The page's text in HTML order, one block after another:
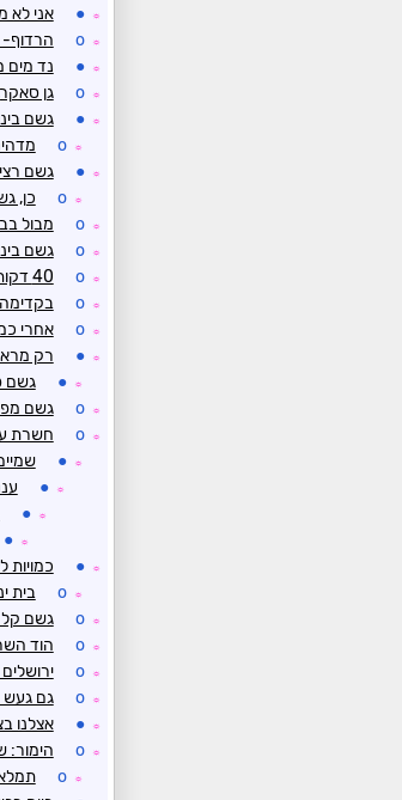
☼
● אני לא
☼
o הרדוף- 0.8 מ"מ ליממה. 8.7 מ"מ למערכת. 48.7 מ"מ לעונה.
☼
● נד מים
☼
o גן
☼
● גשם
☼
o
☼
● גשם
☼
o כן,
☼
o מבול
☼
o גשם
☼
o 40 דקות של גשם בינוני וחזק. עכשיו חזר לגשם קל
☼
o בקדימה
☼
o אחרי כמעט 6 (!) שעות של גשם כמעט רצוף
☼
● רק
☼
● גשם
☼
o גשם
☼
o חשרת
☼
●
☼
●
☼
●
☼
●
☼
● כמויות
☼
o בית
☼
o גשם קל
☼
o הוד
☼
o
☼
o גם געש
☼
● אצלנו
☼
o הימור:
☼
o תמלא